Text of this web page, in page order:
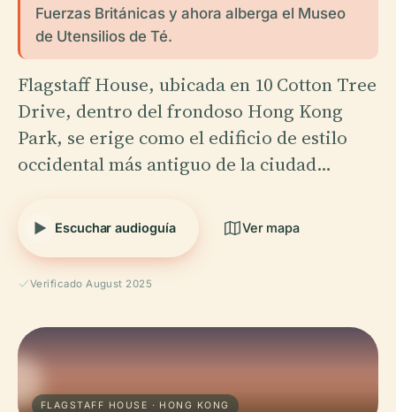
Fuerzas Británicas y ahora alberga el Museo
de Utensilios de Té.
Flagstaff House, ubicada en 10 Cotton Tree
Drive, dentro del frondoso Hong Kong
Park, se erige como el edificio de estilo
occidental más antiguo de la ciudad…
Escuchar audioguía Ver mapa
Verificado August 2025
FLAGSTAFF HOUSE · HONG KONG